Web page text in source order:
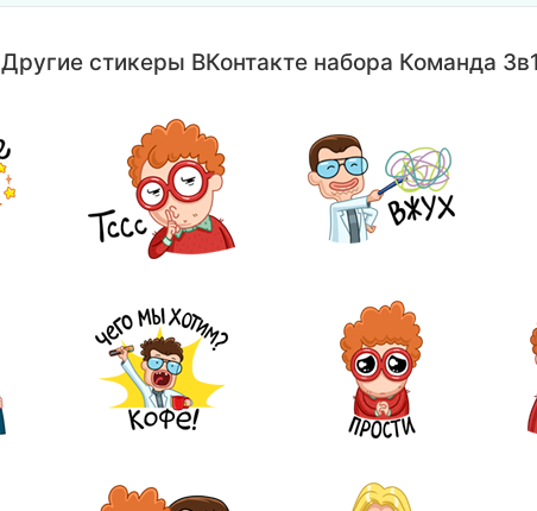
Другие стикеры ВКонтакте набора Команда